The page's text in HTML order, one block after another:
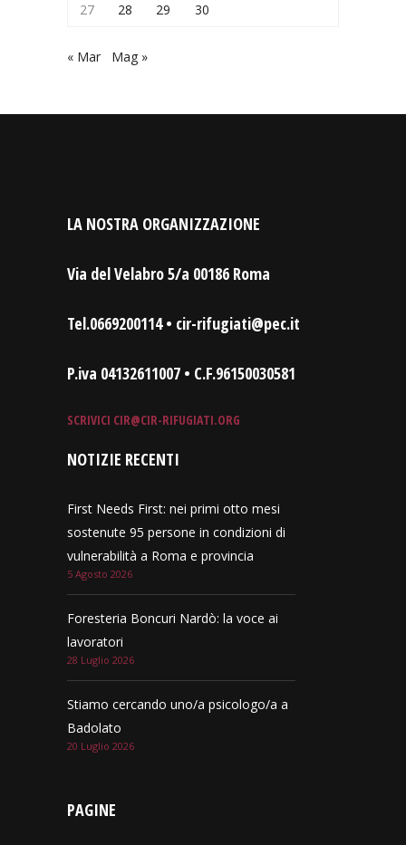
27
28 29 30
« Mar Mag »
LA NOSTRA ORGANIZZAZIONE
Via del Velabro 5/a 00186 Roma
Tel.0669200114 • cir-rifugiati@pec.it
P.iva 04132611007 • C.F.96150030581
SCRIVICI CIR@CIR-RIFUGIATI.ORG
NOTIZIE RECENTI
First Needs First: nei primi otto mesi
sostenute 95 persone in condizioni di
vulnerabilità a Roma e provincia
5 Agosto 2026
Foresteria Boncuri Nardò: la voce ai
lavoratori
28 Luglio 2026
Stiamo cercando uno/a psicologo/a a
Badolato
20 Luglio 2026
PAGINE